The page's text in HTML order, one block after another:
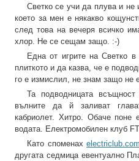
Светко се учи да плува и не
което за мен е някакво
след това на вечеря всичко
хлор. Не се сещам защо. :-)
Една от игрите на Светко
плиткото и да казва, че е
го е измислил, не знам защо не
Та подводницата
вълните да й заливат
кабриолет. Хитро. Обаче поне
водата. Електромобилен клуб
Като споменахelectriclub.com
другата седмица евентуално